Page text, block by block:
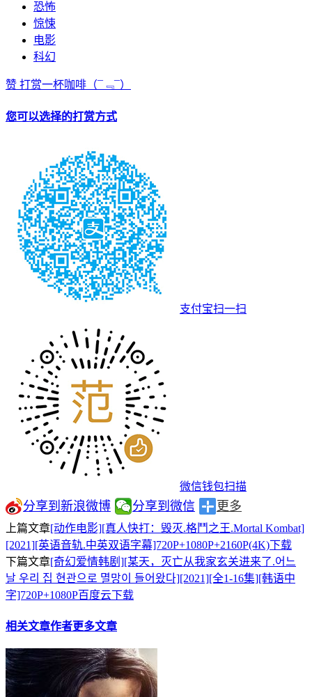
恐怖
惊悚
电影
科幻
赞 打赏一杯咖啡 （¯﹃¯）
您可以选择的打赏方式
支付宝扫一扫
微信钱包扫描
分享到新浪微博 分享到微信 更多
上篇文章[动作电影][真人快打：毁灭.格鬥之王.Mortal Kombat]
[2021][英语音轨.中英双语字幕]720P+1080P+2160P(4K)下载
下篇文章[奇幻爱情韩剧][某天，灭亡从我家玄关进来了.어느
날 우리 집 현관으로 멸망이 들어왔다][2021][全1-16集][韩语中
字]720P+1080P百度云下载
相关文章作者更多文章